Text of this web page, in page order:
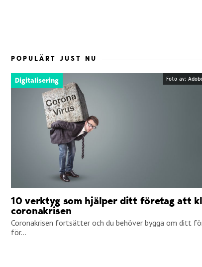
POPULÄRT JUST NU
Digitalisering Foto av:
10 verktyg som hjälper ditt företag att
coronakrisen
Coronakrisen fortsätter och du behöver bygga om ditt
för...